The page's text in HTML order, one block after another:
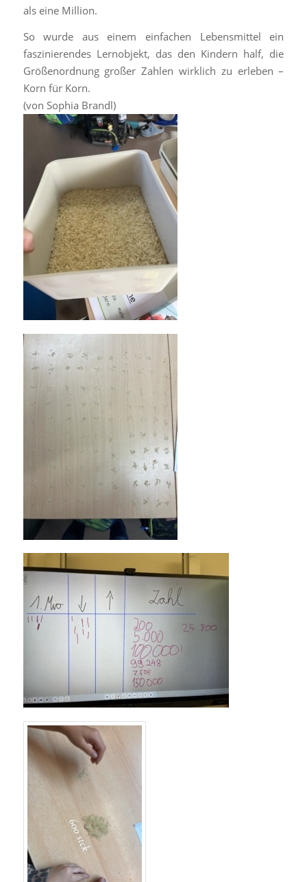
als eine Million.
So wurde aus einem einfachen Lebensmittel ein
faszinierendes Lernobjekt, das den Kindern half, die
Größenordnung großer Zahlen wirklich zu erleben –
Korn für Korn.
(von Sophia Brandl)